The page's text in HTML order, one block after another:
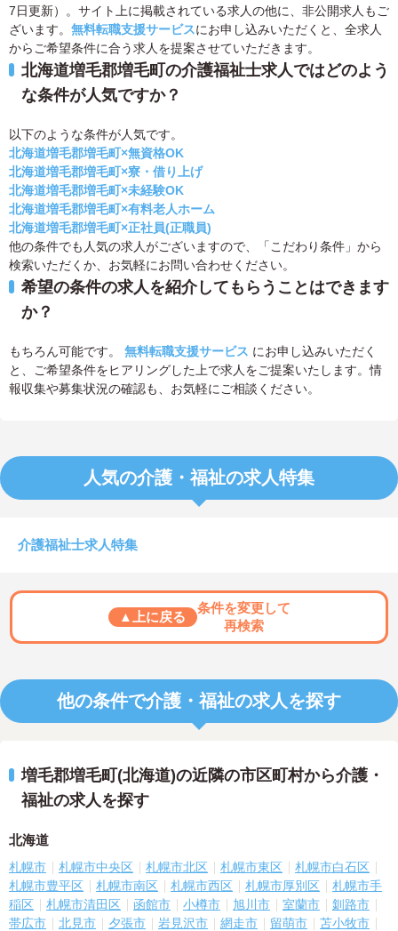
7日更新）。サイト上に掲載されている求人の他に、非公開求人もご
ざいます。 無料転職支援サービスにお申し込みいただくと、全求人
からご希望条件に合う求人を提案させていただきます。
北海道増毛郡増毛町の介護福祉士求人ではどのよう
な条件が人気ですか？
以下のような条件が人気です。
北海道増毛郡増毛町×無資格OK
北海道増毛郡増毛町×寮・借り上げ
北海道増毛郡増毛町×未経験OK
北海道増毛郡増毛町×有料老人ホーム
北海道増毛郡増毛町×正社員(正職員)
他の条件でも人気の求人がございますので、「こだわり条件」から
検索いただくか、お気軽にお問い合わせください。
希望の条件の求人を紹介してもらうことはできます
か？
もちろん可能です。 無料転職支援サービス にお申し込みいただく
と、ご希望条件をヒアリングした上で求人をご提案いたします。情
報収集や募集状況の確認も、お気軽にご相談ください。
人気の介護・福祉の求人特集
介護福祉士求人特集
▲上に戻る
条件を変更して
再検索
他の条件で介護・福祉の求人を探す
増毛郡増毛町(北海道)の近隣の市区町村から介護・
福祉の求人を探す
北海道
札幌市 札幌市中央区 札幌市北区 札幌市東区
札幌市白石区
札幌市豊平区
札幌市南区 札幌市西区 札幌市厚別区
札幌市手
稲区
札幌市清田区 函館市 小樽市 旭川市 室蘭市
釧路市
帯広市
北見市 夕張市 岩見沢市 網走市 留萌市
苫小牧市